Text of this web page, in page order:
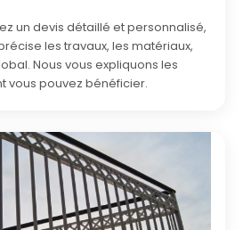
un devis détaillé et personnalisé,
les travaux, les matériaux,
Nous vous expliquons les
vous pouvez bénéficier.